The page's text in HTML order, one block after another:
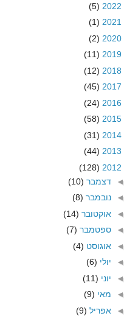
2022
(5)
2021
(1)
2020
(2)
2019
(11)
2018
(12)
2017
(45)
2016
(24)
2015
(58)
2014
(31)
2013
(44)
2012
(128)
◄ דצמבר (10)
◄ נובמבר (8)
◄ אוקטובר (14)
◄ ספטמבר (7)
◄ אוגוסט (4)
◄ יולי (6)
◄ יוני (11)
◄ מאי (9)
◄ אפריל (9)